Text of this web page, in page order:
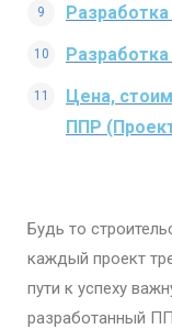
Цена,
ППР
Будь то
каждый проект
пути к успеху
разработанный